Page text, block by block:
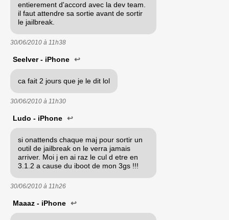
entierement d'accord avec la dev team.
il faut attendre sa sortie avant de sortir
le jailbreak.
30/06/2010 à 11h38
Seelver - iPhone ↩
ca fait 2 jours que je le dit lol
30/06/2010 à 11h30
Ludo - iPhone ↩
si onattends chaque maj pour sortir un
outil de jailbreak on le verra jamais
arriver. Moi j en ai raz le cul d etre en
3.1.2 a cause du iboot de mon 3gs !!!
30/06/2010 à 11h26
Maaaz - iPhone ↩